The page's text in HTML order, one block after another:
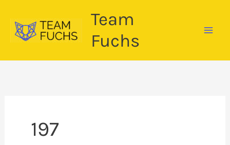
Inhalt
springen
Team
Fuchs
197